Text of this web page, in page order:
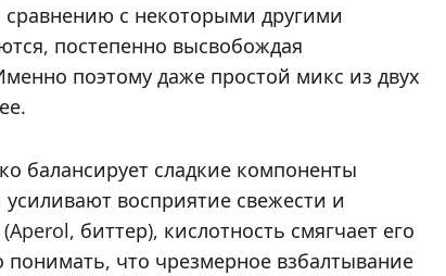
с некоторыми другими
постепенно высвобождая
поэтому даже простой микс из двух
балансирует сладкие компоненты
восприятие свежести и
биттер), кислотность смягчает его
что чрезмерное взбалтывание